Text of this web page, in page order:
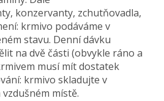
konzervanty, zchutňovadla,
krmivo podáváme v
stavu. Denní dávku
na dvě části (obvykle ráno a
musí mít dostatek
krmivo skladujte v
místě.